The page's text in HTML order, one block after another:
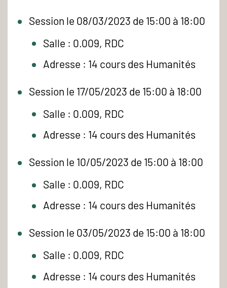
Session le 08/03/2023 de 15:00 à 18:00
Salle : 0.009, RDC
Adresse : 14 cours des Humanités
Session le 17/05/2023 de 15:00 à 18:00
Salle : 0.009, RDC
Adresse : 14 cours des Humanités
Session le 10/05/2023 de 15:00 à 18:00
Salle : 0.009, RDC
Adresse : 14 cours des Humanités
Session le 03/05/2023 de 15:00 à 18:00
Salle : 0.009, RDC
Adresse : 14 cours des Humanités